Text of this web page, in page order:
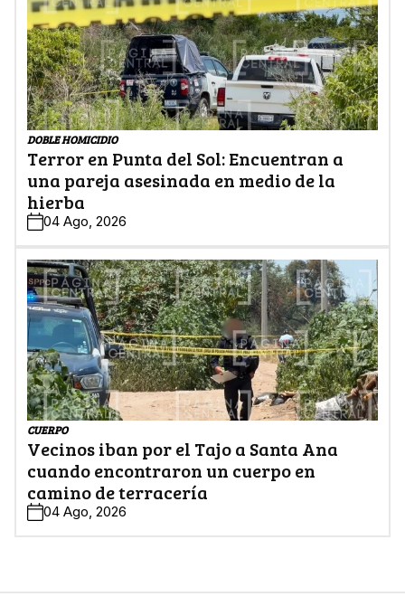
DOBLE HOMICIDIO
Terror en Punta del Sol: Encuentran a
una pareja asesinada en medio de la
hierba
04 Ago, 2026
CUERPO
Vecinos iban por el Tajo a Santa Ana
cuando encontraron un cuerpo en
camino de terracería
04 Ago, 2026